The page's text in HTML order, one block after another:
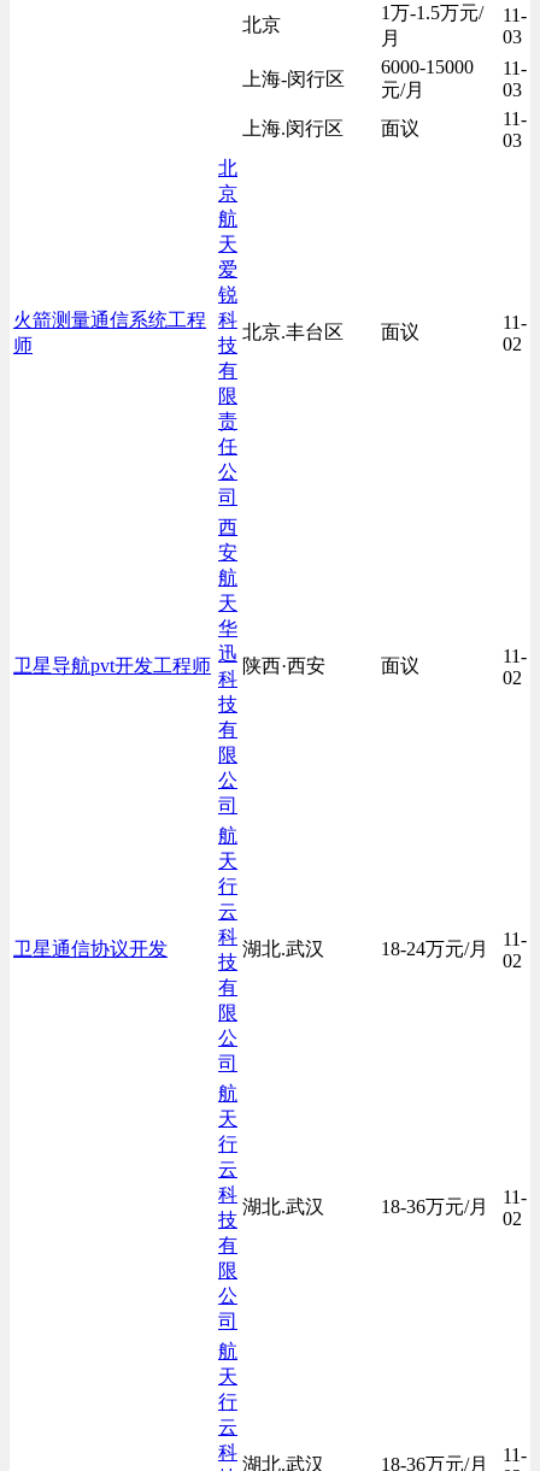
北京
1万-1.5万元/
月
11-
03
上海-闵行区
6000-15000
元/月
11-
03
上海.闵行区
面议
11-
03
火箭测量通信系统工程
师
北
京
航
天
爱
锐
科
技
有
限
责
任
公
司
北京.丰台区 面议
11-
02
卫星导航pvt开发工程师
西
安
航
天
华
迅
科
技
有
限
公
司
陕西·西安 面议
11-
02
卫星通信协议开发
航
天
行
云
科
技
有
限
公
司
湖北.武汉 18-24万元/月
11-
02
航
天
行
云
科
技
有
限
公
司
湖北.武汉 18-36万元/月
11-
02
航
天
行
云
科
湖北.武汉 18-36万元/月
11-